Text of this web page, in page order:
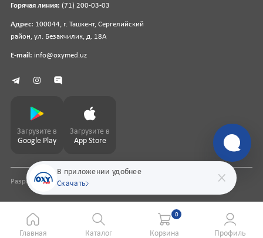
В приложении удобнее
Скачать
Горячая линия: (71) 200-03-03
Адрес: 100044, г. Ташкент, Сергелийский
район, ул. Безакчилик, д. 18А
E-mail: info@oxymed.uz
Загрузите в
Google Play
Загрузите в
App Store
Разработка сайтаpharmit.uz
Главная Каталог
0
Корзина Профиль